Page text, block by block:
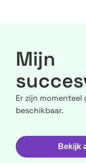
Mijn
Er zijn
beschikbaar.
Bekijk